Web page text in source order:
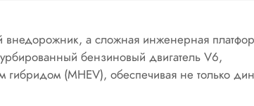
внедорожник, а сложная инженерная
бензиновый двигатель V6,
(MHEV), обеспечивая не только